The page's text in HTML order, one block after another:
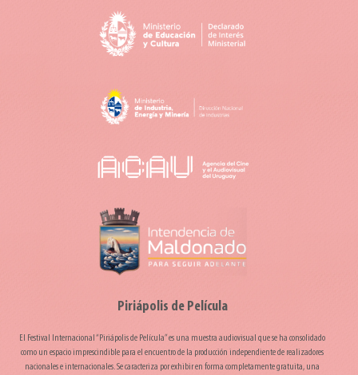
Piriápolis de Película
El Festival Internacional “Piriápolis de Película” es una muestra audiovisual que se ha consolidado
como un espacio imprescindible para el encuentro de la producción independiente de realizadores
nacionales e internacionales. Se caracteriza por exhibir en forma completamente gratuita, una